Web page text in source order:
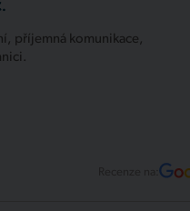
příjemná komunikace,